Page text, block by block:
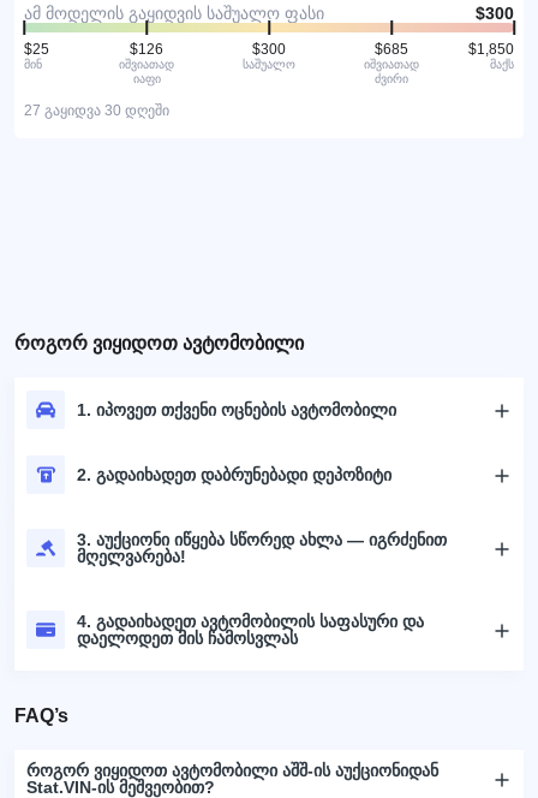
ამ მოდელის გაყიდვის საშუალო ფასი $300
$25
მინ
$126
იშვიათად
იაფი
$300
საშუალო
$685
იშვიათად
ძვირი
$1,850
მაქს
27 გაყიდვა 30 დღეში
როგორ ვიყიდოთ ავტომობილი
1. იპოვეთ თქვენი ოცნების ავტომობილი
2. გადაიხადეთ დაბრუნებადი დეპოზიტი
3. აუქციონი იწყება სწორედ ახლა — იგრძენით
მღელვარება!
4. გადაიხადეთ ავტომობილის საფასური და
დაელოდეთ მის ჩამოსვლას
FAQ’s
როგორ ვიყიდოთ ავტომობილი აშშ-ის აუქციონიდან
Stat.VIN-ის მეშვეობით?